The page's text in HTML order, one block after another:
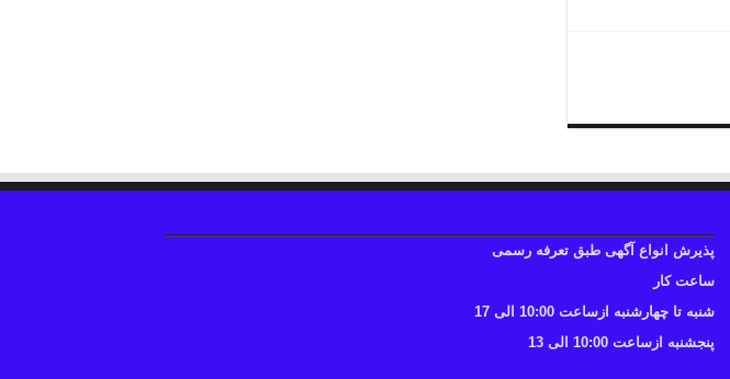
پذیرش انواع آگهی طبق تعرفه رسمی
ساعت کار
شنبه تا چهارشنبه ازساعت 10:00 الی 17
پنجشنبه ازساعت 10:00 الی 13